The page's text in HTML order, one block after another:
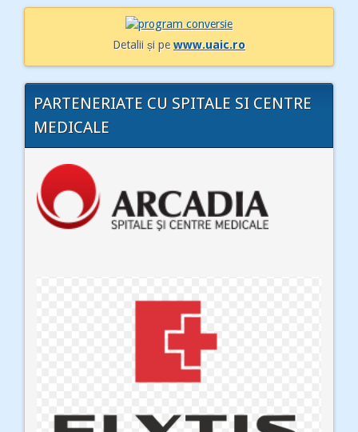
Detalii și pewww.uaic.ro
PARTENERIATE CU SPITALE SI CENTRE
MEDICALE